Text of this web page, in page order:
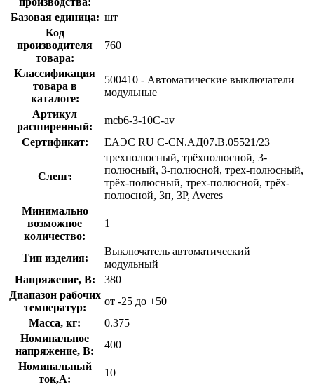
Базовая единица: шт
Код
производителя
товара:
760
Классификация
товара в
каталоге:
500410 - Автоматические выключатели
модульные
Артикул
расширенный:
mcb6-3-10C-av
Сертификат:
ЕАЭС RU C-CN.АД07.B.05521/23
Сленг:
трехполюсный, трёхполюсной, 3-
полюсный, 3-полюсной, трех-полюсный,
трёх-полюсный, трех-полюсной, трёх-
полюсной, 3п, 3P, Averes
Минимально
возможное
количество:
1
Тип изделия:
Выключатель автоматический
модульный
Напряжение, В:
380
Диапазон рабочих
температур:
от -25 до +50
Масса, кг:
0.375
Номинальное
напряжение, В:
400
Номинальный
ток,А:
10